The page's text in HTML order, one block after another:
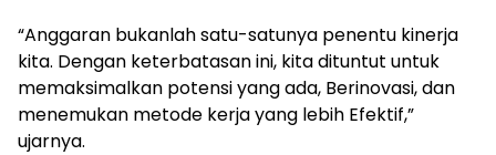
“Anggaran bukanlah satu-satunya penentu kinerja
kita. Dengan keterbatasan ini, kita dituntut untuk
memaksimalkan potensi yang ada, Berinovasi, dan
menemukan metode kerja yang lebih Efektif,”
ujarnya.